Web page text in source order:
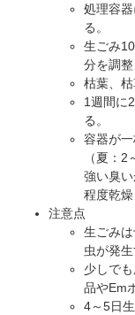
処理容
る。
生ごみ
分を調整
枯葉、
1週間に
る。
容器が
（夏：2
強い臭
程度乾燥
注意点
生ごみ
虫が発生
少しで
品やEm
4～5日